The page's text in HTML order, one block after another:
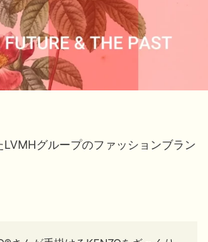
グループのファッションブラン